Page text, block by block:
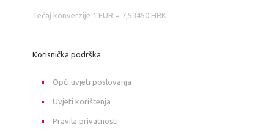
Tečaj konverzije 1 EUR = 7,53450 HRK
Korisnička podrška
Opći uvjeti poslovanja
Uvjeti korištenja
Pravila privatnosti